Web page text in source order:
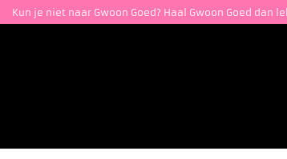
Ga
naar
Kun je niet naar Gwoon Goed? Haal Gwoon Goed dan